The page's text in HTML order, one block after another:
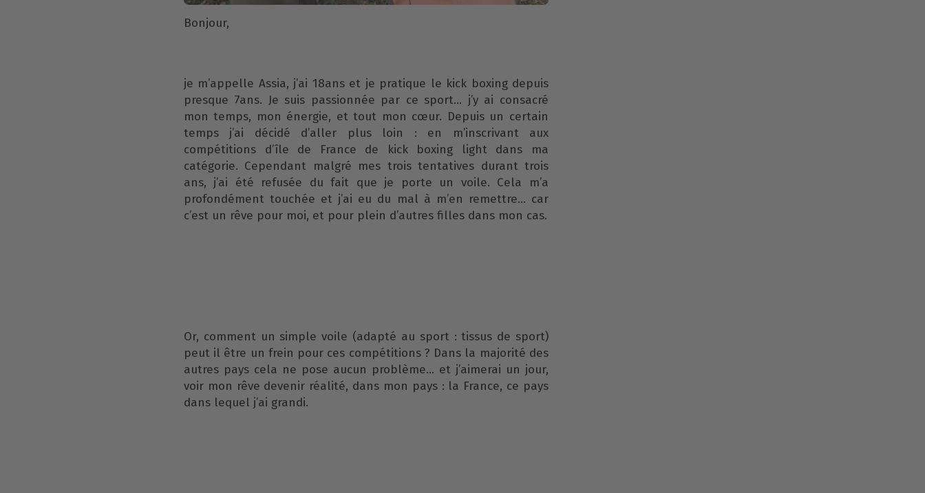
Bonjour,
je m’appelle Assia, j’ai 18ans et je pratique le kick boxing depuis
presque 7ans. Je suis passionnée par ce sport… j’y ai consacré
mon temps, mon énergie, et tout mon cœur. Depuis un certain
temps j’ai décidé d’aller plus loin : en m’inscrivant aux
compétitions d’île de France de kick boxing light dans ma
catégorie. Cependant malgré mes trois tentatives durant trois
ans, j’ai été refusée du fait que je porte un voile. Cela m’a
profondément touchée et j’ai eu du mal à m’en remettre… car
c’est un rêve pour moi, et pour plein d’autres filles dans mon cas.
Or, comment un simple voile (adapté au sport : tissus de sport)
peut il être un frein pour ces compétitions ? Dans la majorité des
autres pays cela ne pose aucun problème… et j’aimerai un jour,
voir mon rêve devenir réalité, dans mon pays : la France, ce pays
dans lequel j’ai grandi.